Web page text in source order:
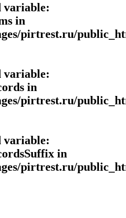
variable:
in
pirtrest.ru/
variable:
in
pirtrest.ru/
variable:
in
pirtrest.ru/